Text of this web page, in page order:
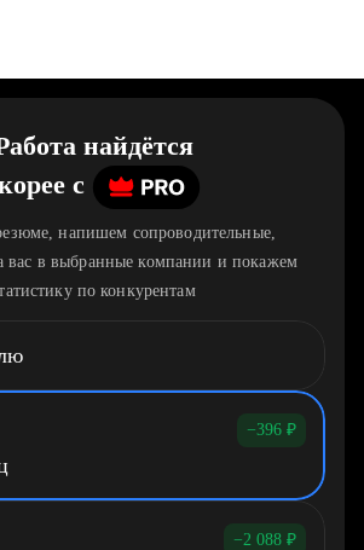
найдётся
c
напишем сопроводительные,
вас в выбранные компании и покажем
по конкурентам
−396 ₽
−2 088 ₽